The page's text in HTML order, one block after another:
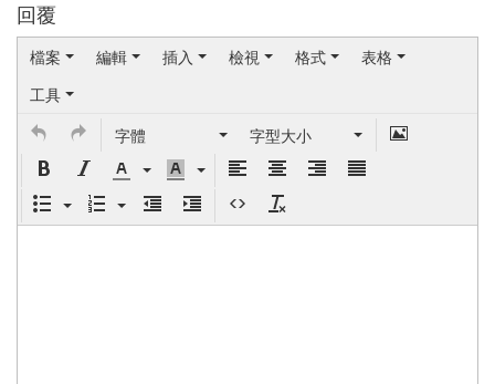
回覆
檔案 編輯 插入 檢視 格式
表格
工具
字體
字型大小